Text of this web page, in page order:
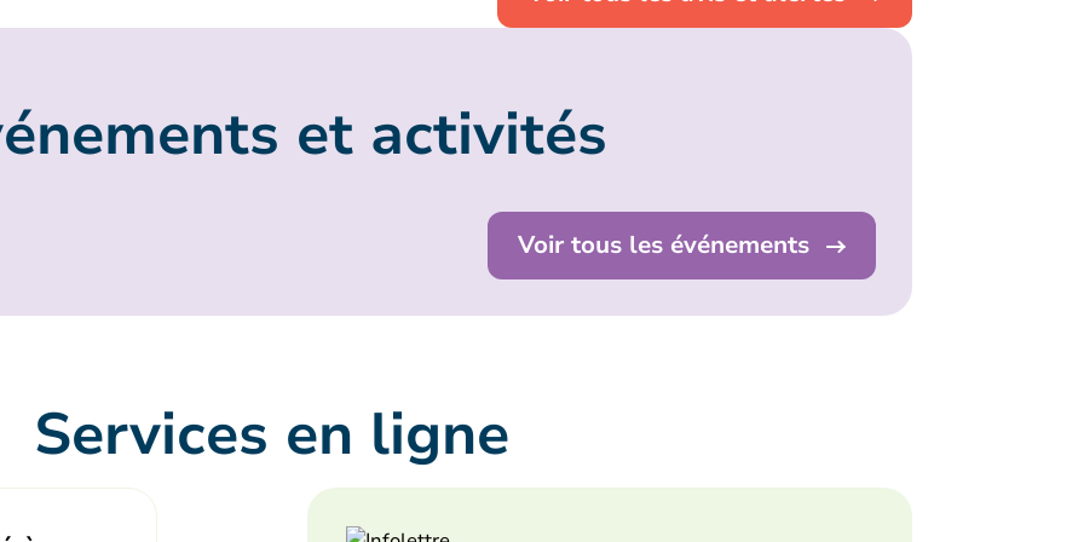
et activités
Voir tous les événements
Services en ligne